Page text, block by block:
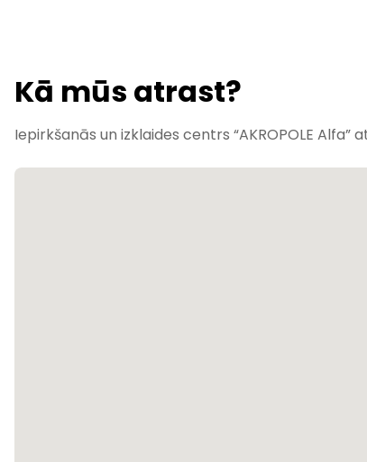
Kā mūs atrast?
Iepirkšanās un izklaides centrs “AKROPOLE Alfa”